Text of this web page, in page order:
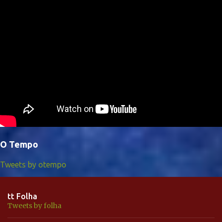
O Tempo
Tweets by otempo
tt Folha
Tweets by folha